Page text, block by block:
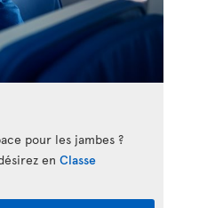
pour les jambes ?
en Classe